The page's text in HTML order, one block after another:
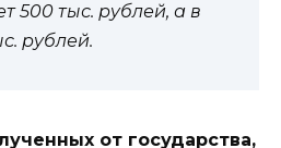
500 тыс. рублей, а в
рублей.
от государства,